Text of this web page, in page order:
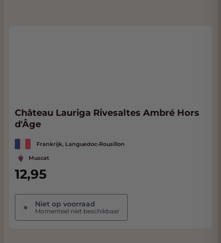
Château Lauriga Rivesaltes Ambré Hors
d'Âge
Frankrijk, Languedoc-Rousillon
Muscat
12,95
● Niet op voorraad
Momenteel niet beschikbaar